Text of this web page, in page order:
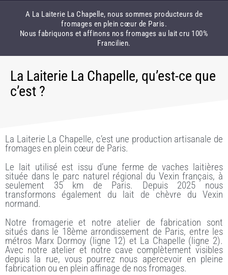
A La Laiterie La Chapelle, nous sommes producteurs de
fromages en plein cœur de Paris.
Nous fabriquons et affinons nos fromages au lait cru 100%
Francilien.
La Laiterie La Chapelle, qu’est-ce que
c’est ?
La Laiterie La Chapelle, c’est une production artisanale de
fromages en plein cœur de Paris.
Le lait utilisé est issu d’une ferme de vaches laitières
située dans le parc naturel régional du Vexin français, à
seulement 35 km de Paris. Depuis 2025 nous
transformons également du lait de chèvre du Vexin
normand.
Notre fromagerie et notre atelier de fabrication sont
situés dans le 18ème arrondissement de Paris, entre les
métros Marx Dormoy (ligne 12) et La Chapelle (ligne 2).
Avec notre atelier et notre cave complètement visibles
depuis la rue, vous pourrez nous apercevoir en pleine
fabrication ou en plein affinage de nos fromages.